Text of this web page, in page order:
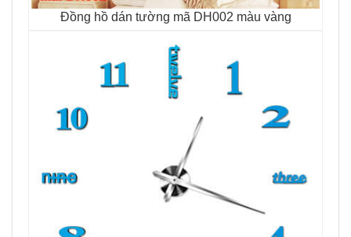
Đồng hồ dán tường mã DH002 màu vàng